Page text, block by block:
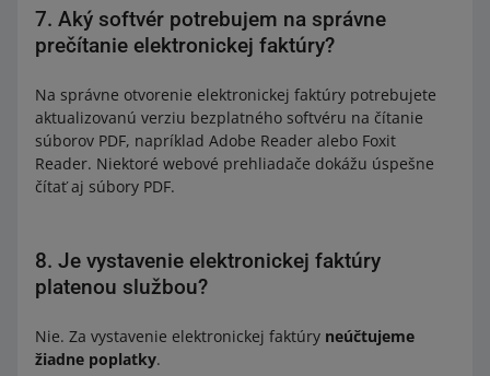
7. Aký softvér potrebujem na správne
prečítanie elektronickej faktúry?
Na správne otvorenie elektronickej faktúry potrebujete
aktualizovanú verziu bezplatného softvéru na čítanie
súborov PDF, napríklad Adobe Reader alebo Foxit
Reader. Niektoré webové prehliadače dokážu úspešne
čítať aj súbory PDF.
8. Je vystavenie elektronickej faktúry
platenou službou?
Nie. Za vystavenie elektronickej faktúry neúčtujeme
žiadne poplatky.